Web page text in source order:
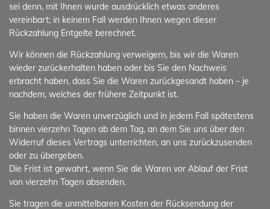
sei denn, mit Ihnen wurde ausdrücklich etwas anderes
vereinbart; in keinem Fall werden Ihnen wegen dieser
Rückzahlung Entgelte berechnet.
Wir können die Rückzahlung verweigern, bis wir die Waren
wieder zurückerhalten haben oder bis Sie den Nachweis
erbracht haben, dass Sie die Waren zurückgesandt haben – je
nachdem, welches der frühere Zeitpunkt ist.
Sie haben die Waren unverzüglich und in jedem Fall spätestens
binnen vierzehn Tagen ab dem Tag, an dem Sie uns über den
Widerruf dieses Vertrags unterrichten, an uns zurückzusenden
oder zu übergeben.
Die Frist ist gewahrt, wenn Sie die Waren vor Ablauf der Frist
von vierzehn Tagen absenden.
Sie tragen die unmittelbaren Kosten der Rücksendung der